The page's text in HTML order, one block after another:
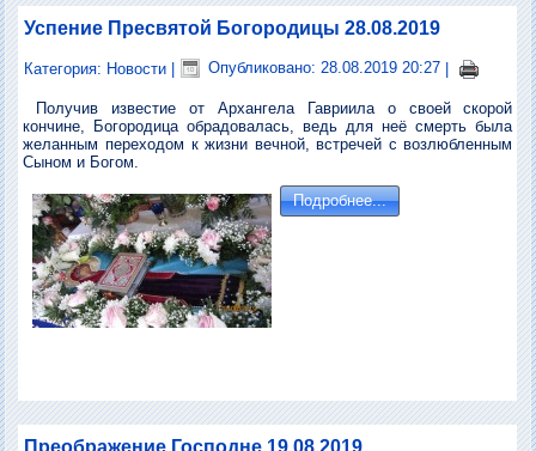
Успение Пресвятой Богородицы 28.08.2019
Категория: Новости | Опубликовано: 28.08.2019 20:27 |
Получив известие от Архангела Гавриила о своей скорой
кончине, Богородица обрадовалась, ведь для неё смерть была
желанным переходом к жизни вечной, встречей с возлюбленным
Сыном и Богом.
Подробнее...
Преображение Господне 19.08.2019